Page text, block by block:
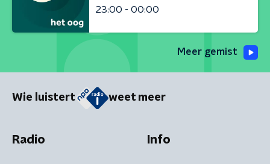
23:00 - 00:00
Meer gemist
Wie luistert weet meer
Radio Info